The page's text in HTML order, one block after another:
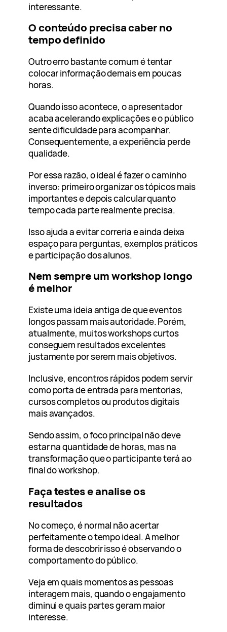
interessante.
O conteúdo precisa caber no
tempo definido
Outro erro bastante comum é tentar
colocar informação demais em poucas
horas.
Quando isso acontece, o apresentador
acaba acelerando explicações e o público
sente dificuldade para acompanhar.
Consequentemente, a experiência perde
qualidade.
Por essa razão, o ideal é fazer o caminho
inverso: primeiro organizar os tópicos mais
importantes e depois calcular quanto
tempo cada parte realmente precisa.
Isso ajuda a evitar correria e ainda deixa
espaço para perguntas, exemplos práticos
e participação dos alunos.
Nem sempre um workshop longo
é melhor
Existe uma ideia antiga de que eventos
longos passam mais autoridade. Porém,
atualmente, muitos workshops curtos
conseguem resultados excelentes
justamente por serem mais objetivos.
Inclusive, encontros rápidos podem servir
como porta de entrada para mentorias,
cursos completos ou produtos digitais
mais avançados.
Sendo assim, o foco principal não deve
estar na quantidade de horas, mas na
transformação que o participante terá ao
final do workshop.
Faça testes e analise os
resultados
No começo, é normal não acertar
perfeitamente o tempo ideal. A melhor
forma de descobrir isso é observando o
comportamento do público.
Veja em quais momentos as pessoas
interagem mais, quando o engajamento
diminui e quais partes geram maior
interesse.